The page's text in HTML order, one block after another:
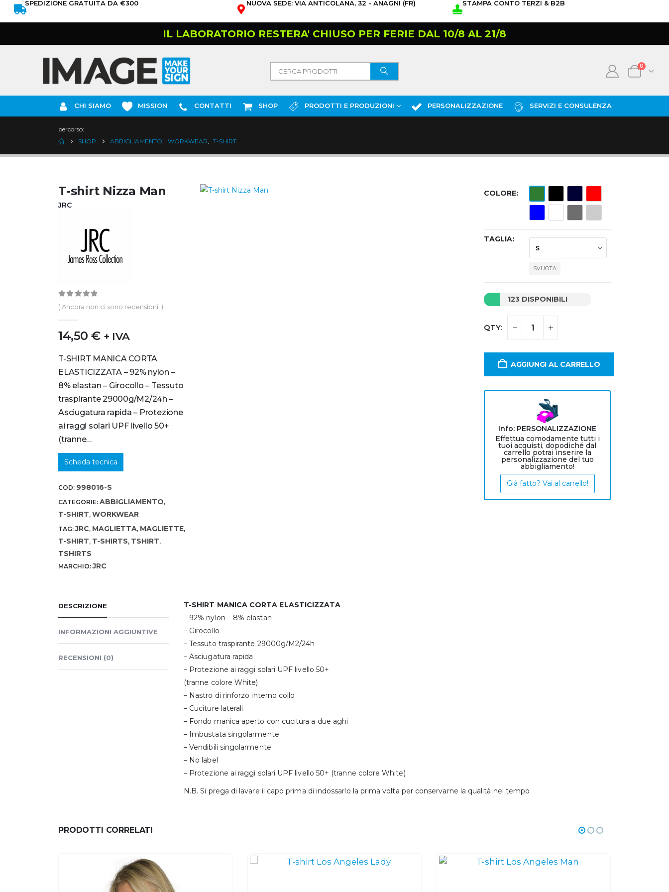
SPEDIZIONE GRATUITA DA €300 NUOVA SEDE: VIA ANTICOLANA, 32 - ANAGNI (FR) STAMPA CONTO TERZI & B2B
IL LABORATORIO RESTERA' CHIUSO PER FERIE DAL 10/8 AL 21/8
0
CHI SIAMO MISSION CONTATTI SHOP PRODOTTI E PRODUZIONI PERSONALIZZAZIONE SERVIZI E CONSULENZA
percorso:
SHOP
ABBIGLIAMENTO, WORKWEAR, T-SHIRT
T-shirt Nizza Man
JRC
0out of 5
( Ancora non ci sono recensioni. )
14,50€ + IVA
T-SHIRT MANICA CORTA
ELASTICIZZATA – 92% nylon –
8% elastan – Girocollo – Tessuto
traspirante 29000g/M2/24h –
Asciugatura rapida – Protezione
ai raggi solari UPF livello 50+
(tranne…
Scheda tecnica
COD: 998016-S
CATEGORIE: ABBIGLIAMENTO,
T-SHIRT, WORKWEAR
TAG:JRC, MAGLIETTA, MAGLIETTE,
T-SHIRT, T-SHIRTS, TSHIRT,
TSHIRTS
MARCHIO:JRC
COLORE
TAGLIA
SVUOTA
123 DISPONIBILI
AGGIUNGI AL CARRELLO
Info: PERSONALIZZAZIONE
Effettua comodamente tutti i
tuoi acquisti, dopodiché dal
carrello potrai inserire la
personalizzazione del tuo
abbigliamento!
Già fatto? Vai al carrello!
DESCRIZIONE
INFORMAZIONI AGGIUNTIVE
RECENSIONI (0)
T-SHIRT MANICA CORTA ELASTICIZZATA
– 92% nylon – 8% elastan
– Girocollo
– Tessuto traspirante 29000g/M2/24h
– Asciugatura rapida
– Protezione ai raggi solari UPF livello 50+
(tranne colore White)
– Nastro di rinforzo interno collo
– Cuciture laterali
– Fondo manica aperto con cucitura a due aghi
– Imbustata singolarmente
– Vendibili singolarmente
– No label
– Protezione ai raggi solari UPF livello 50+ (tranne colore White)
N.B. Si prega di lavare il capo prima di indossarlo la prima volta per conservarne la qualità nel tempo
PRODOTTI CORRELATI